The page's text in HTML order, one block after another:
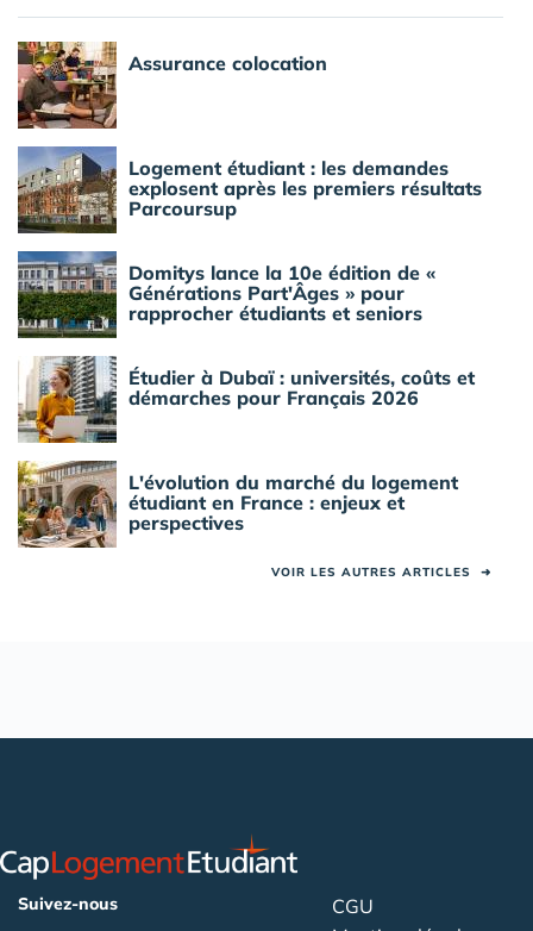
Assurance colocation
Logement étudiant : les demandes
explosent après les premiers résultats
Parcoursup
Domitys lance la 10e édition de «
Générations Part'Âges » pour
rapprocher étudiants et seniors
Étudier à Dubaï : universités, coûts et
démarches pour Français 2026
L'évolution du marché du logement
étudiant en France : enjeux et
perspectives
VOIR LES AUTRES ARTICLES ➜
Suivez-nous
CGU